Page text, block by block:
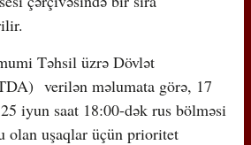
Təhsil üzrə Dövlət
verilən məlumata görə, 17
iyun saat 18:00-dək rus bölməsi
olan uşaqlar üçün prioritet